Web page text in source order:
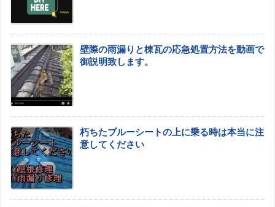
壁際の雨漏りと棟瓦の応急処置方法を動画で
御説明致します。
朽ちたブルーシートの上に乗る時は本当に注
意してください